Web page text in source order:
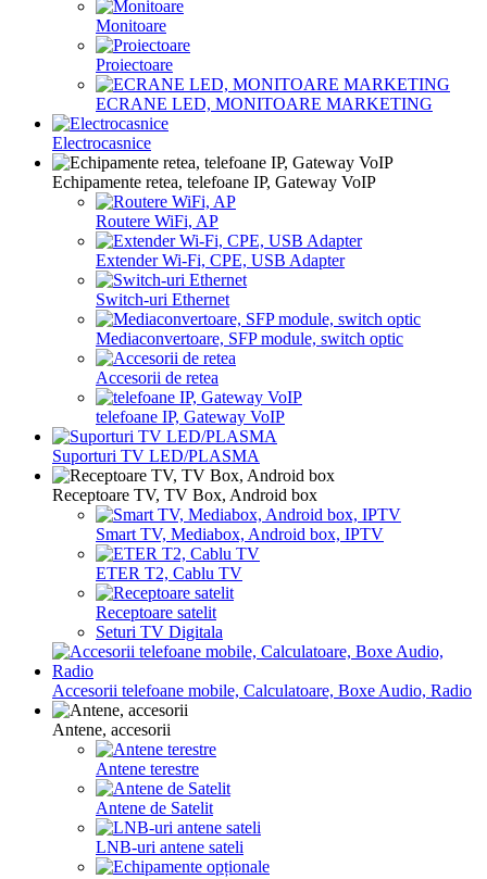
Monitoare
Proiectoare
ECRANE LED, MONITOARE MARKETING
Electrocasnice
Echipamente retea, telefoane IP, Gateway VoIP
Routere WiFi, AP
Extender Wi-Fi, CPE, USB Adapter
Switch-uri Ethernet
Mediaconvertoare, SFP module, switch optic
Accesorii de retea
telefoane IP, Gateway VoIP
Suporturi TV LED/PLASMA
Receptoare TV, TV Box, Android box
Smart TV, Mediabox, Android box, IPTV
ETER T2, Cablu TV
Receptoare satelit
Seturi TV Digitala
Accesorii telefoane mobile, Calculatoare, Boxe Audio, Radio
Antene, accesorii
Antene terestre
Antene de Satelit
LNB-uri antene sateli